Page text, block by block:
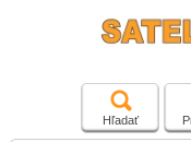
čierna
Hľadať